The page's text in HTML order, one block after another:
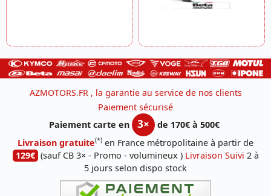
AZMOTORS.FR , la garantie au service de nos clients
Paiement sécurisé
Paiement carte en
3×
de 170€ à 500€
Livraison gratuite(*) en France métropolitaine à partir de
129€ (sauf CB 3× - Promo - volumineux ) Livraison Suivi 2 à
5 jours selon dispo stock